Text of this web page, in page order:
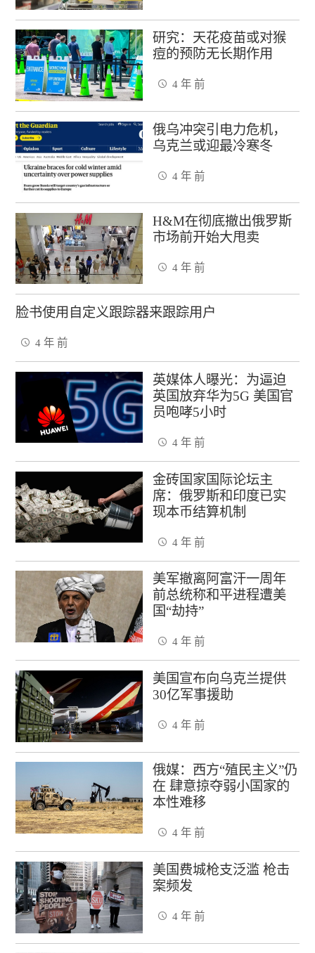
研究：天花疫苗或对猴
痘的预防无长期作用
4 年 前
俄乌冲突引电力危机，
乌克兰或迎最冷寒冬
4 年 前
H&M在彻底撤出俄罗斯
市场前开始大甩卖
4 年 前
脸书使用自定义跟踪器来跟踪用户
4 年 前
英媒体人曝光：为逼迫
英国放弃华为5G 美国官
员咆哮5小时
4 年 前
金砖国家国际论坛主
席：俄罗斯和印度已实
现本币结算机制
4 年 前
美军撤离阿富汗一周年
前总统称和平进程遭美
国“劫持”
4 年 前
美国宣布向乌克兰提供
30亿军事援助
4 年 前
俄媒：西方“殖民主义”仍
在 肆意掠夺弱小国家的
本性难移
4 年 前
美国费城枪支泛滥 枪击
案频发
4 年 前